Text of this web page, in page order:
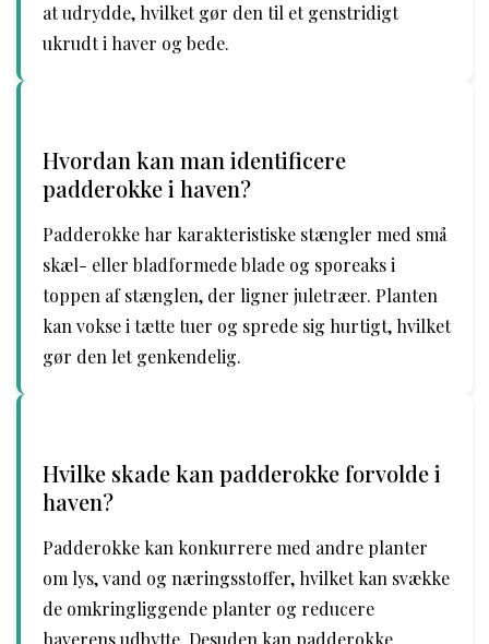
at udrydde, hvilket gør den til et genstridigt
ukrudt i haver og bede.
Hvordan kan man identificere
padderokke i haven?
Padderokke har karakteristiske stængler med små
skæl- eller bladformede blade og sporeaks i
toppen af stænglen, der ligner juletræer. Planten
kan vokse i tætte tuer og sprede sig hurtigt, hvilket
gør den let genkendelig.
Hvilke skade kan padderokke forvolde i
haven?
Padderokke kan konkurrere med andre planter
om lys, vand og næringsstoffer, hvilket kan svække
de omkringliggende planter og reducere
haverens udbytte. Desuden kan padderokke